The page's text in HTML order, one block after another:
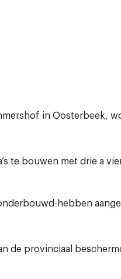
in Oosterbeek,
te bouwen met drie a
hebben
de provinciaal